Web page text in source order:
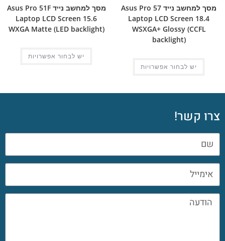
מסך למחשב נייד Asus Pro 57
Laptop LCD Screen 18.4
WSXGA+ Glossy (CCFL
backlight)
יש לבחור אפשרויות
מסך למחשב נייד Asus Pro 51F
Laptop LCD Screen 15.6
WXGA Matte (LED backlight)
יש לבחור אפשרויות
צרו קשר!